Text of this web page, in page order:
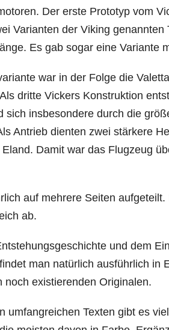
Der erste Prototyp vom
Varianten der Viking
Es gab sogar eine Variante
war in der Folge die
dritte Vickers Konstruktion
sich insbesondere durch die
Antrieb dienten zwei stärkere
Damit war das Flugzeug
auf mehrere Seiten
ab.
und dem
man natürlich ausführlich in
noch existierenden Originalen.
umfangreichen Texten gibt es